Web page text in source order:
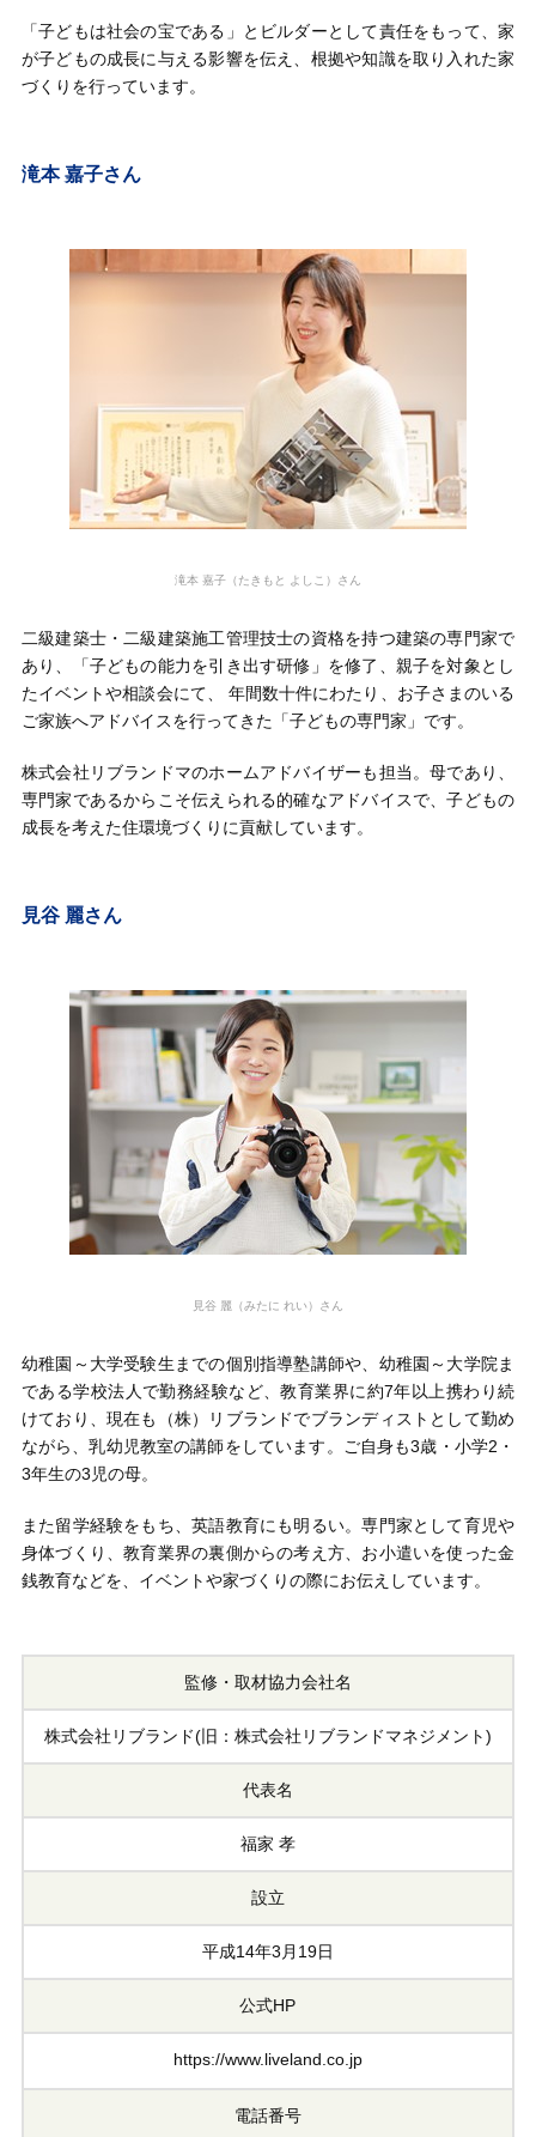
「子どもは社会の宝である」とビルダーとして責任をもって、家
が子どもの成長に与える影響を伝え、根拠や知識を取り入れた家
づくりを行っています。
滝本 嘉子さん
滝本 嘉子（たきもと よしこ）さん
二級建築士・二級建築施工管理技士の資格を持つ建築の専門家で
あり、「子どもの能力を引き出す研修」を修了、親子を対象とし
たイベントや相談会にて、 年間数十件にわたり、お子さまのいる
ご家族へアドバイスを行ってきた「子どもの専門家」です。
株式会社リブランドマのホームアドバイザーも担当。母であり、
専門家であるからこそ伝えられる的確なアドバイスで、子どもの
成長を考えた住環境づくりに貢献しています。
見谷 麗さん
見谷 麗（みたに れい）さん
幼稚園～大学受験生までの個別指導塾講師や、幼稚園～大学院ま
である学校法人で勤務経験など、教育業界に約7年以上携わり続
けており、現在も（株）リブランドでブランディストとして勤め
ながら、乳幼児教室の講師をしています。ご自身も3歳・小学2・
3年生の3児の母。
また留学経験をもち、英語教育にも明るい。専門家として育児や
身体づくり、教育業界の裏側からの考え方、お小遣いを使った金
銭教育などを、イベントや家づくりの際にお伝えしています。
監修・取材協力会社名
株式会社リブランド(旧：株式会社リブランドマネジメント)
代表名
福家 孝
設立
平成14年3月19日
公式HP
https://www.liveland.co.jp
電話番号